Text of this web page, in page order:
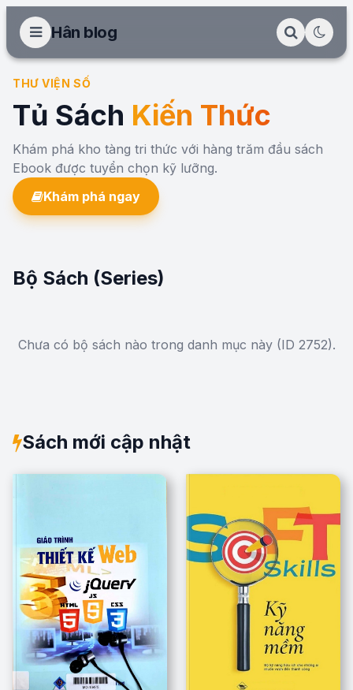
Hân blog
THƯ VIỆN SỐ
Tủ Sách Kiến Thức
Khám phá kho tàng tri thức với hàng trăm đầu sách
Ebook được tuyển chọn kỹ lưỡng.
Khám phá ngay
Bộ Sách (Series)
Chưa có bộ sách nào trong danh mục này (ID 2752).
Sách mới cập nhật